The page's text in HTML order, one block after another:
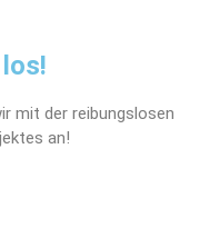
mit der reibungslosen
an!